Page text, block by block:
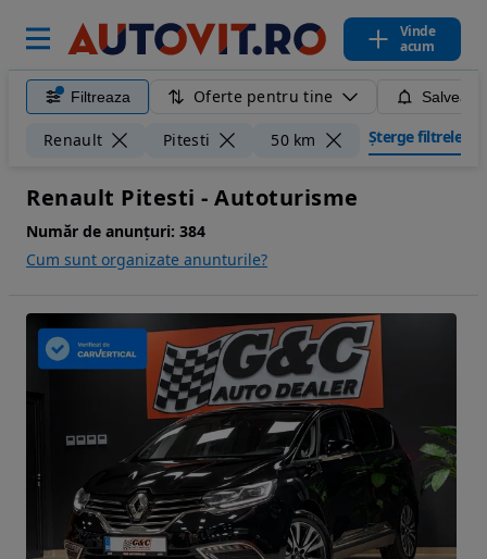
Vinde
acum
Filtreaza Oferte pentru tine
Renault Pitesti 50 km Șterge filtrele
Renault Pitesti - Autoturisme
Număr de anunțuri: 384
Cum sunt organizate anunturile?